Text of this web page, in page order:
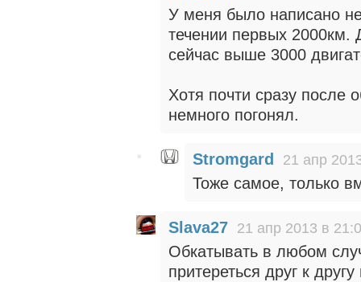
У меня было написано
течении первых
сейчас выше 3000
Хотя почти сразу после
немного погонял.
Stromgard 21 апр
Тоже самое, только
Slava27 21 апр 2013 в
Обкатывать в любом
притереться друг к